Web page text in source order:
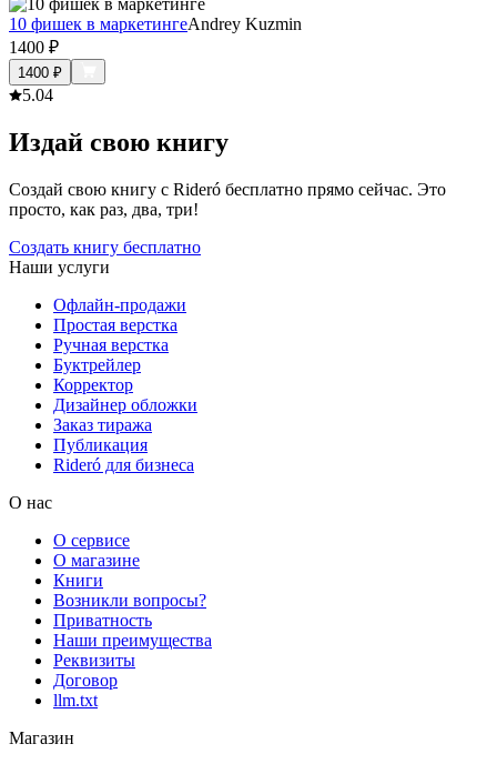
10 фишек в маркетингеAndrey Kuzmin
1400 ₽
1400 ₽
5.04
Издай свою книгу
Создай свою книгу с Rideró бесплатно прямо сейчас. Это
просто, как раз, два, три!
Создать книгу бесплатно
Наши услуги
Офлайн-продажи
Простая верстка
Ручная верстка
Буктрейлер
Корректор
Дизайнер обложки
Заказ тиража
Публикация
Rideró для бизнеса
О нас
О сервисе
О магазине
Книги
Возникли вопросы?
Приватность
Наши преимущества
Реквизиты
Договор
llm.txt
Магазин